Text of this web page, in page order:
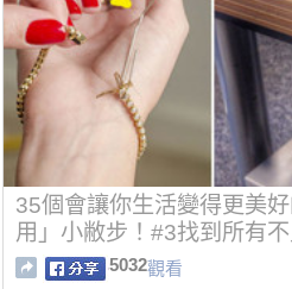
35個會讓你生活變得更美
用」小敝步！#3找到所有不
5032觀看